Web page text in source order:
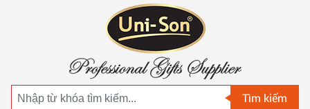
Tìm kiếm